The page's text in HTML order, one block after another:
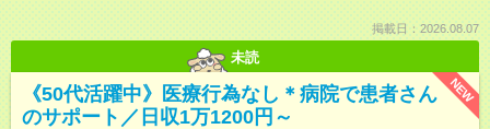
掲載日：2026.08.07
未読
NEW
《50代活躍中》医療行為なし＊病院で患者さん
のサポート／日収1万1200円～